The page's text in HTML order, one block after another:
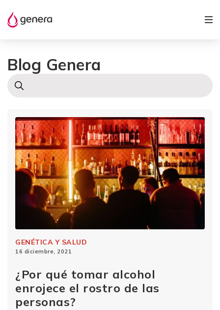
Blog Genera
GENÉTICA Y SALUD
16 diciembre, 2021
¿Por qué tomar alcohol
enrojece el rostro de las
personas?